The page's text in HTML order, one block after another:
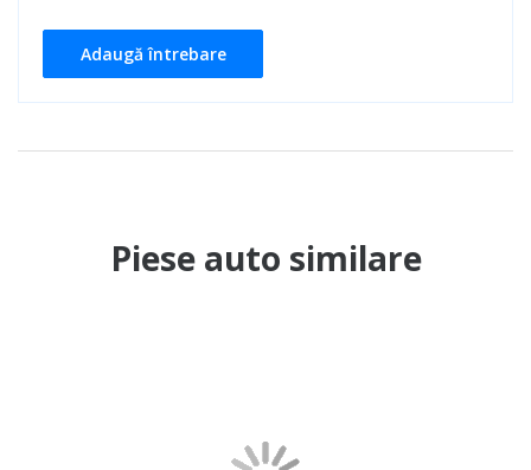
Adaugă întrebare
Piese auto similare